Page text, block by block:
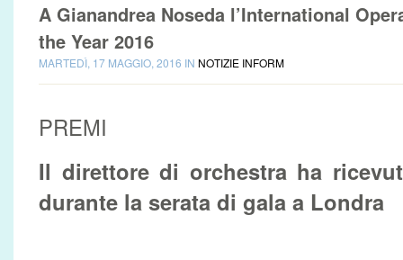
A Gianandrea Noseda l’International
the Year 2016
MARTEDÌ, 17 MAGGIO, 2016 IN NOTIZIE INFORM
PREMI
Il direttore di orchestra ha
durante la serata di gala a Londra